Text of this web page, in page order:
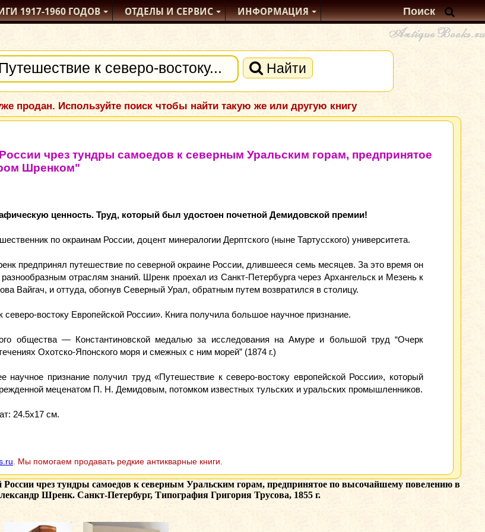
1917-1960ГОДОВ ОТДЕЛЫИ СЕРВИС ИНФОРМАЦИЯ
Найти
продан. Используйте поиск чтобы найти такую же или другую книгу
чрез тундры самоедов к северным Уральским горам, предпринятое
Шренком"
ценность. Труд, который был удостоен почетной Демидовской премии!
по окраинам России, доцент минералогии Дерптского (ныне Тартусского) университета.
предпринял путешествие по северной окраине России, длившееся семь месяцев. За это время он
отраслям знаний. Шренк проехал из Санкт-Петербурга через Архангельск и Мезень к
Вайгач, и оттуда, обогнув Северный Урал, обратным путем возвратился в столицу.
востоку Европейской России». Книга получила большое научное признание.
общества — Константиновской медалью за исследования на Амуре и большой труд “Очерк
Охотско-Японского моря и смежных с ним морей” (1874 г.)
признание получил труд «Путешествие к северо-востоку европейской России», который
меценатом П. Н. Демидовым, потомком известных тульских и уральских промышленников.
24.5х17 см.
. Мы помогаем продавать редкие антикварные книги.
России чрез тундры самоедов к северным Уральским горам, предпринятое по высочайшему повелению в
Шренк. Санкт-Петербург, Типография Григория Трусова, 1855 г.